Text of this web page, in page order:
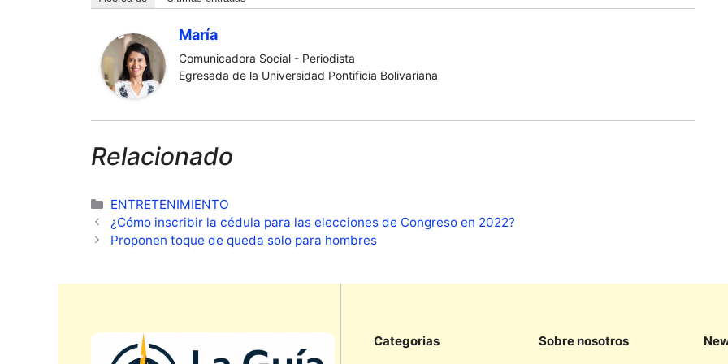
María
Comunicadora Social - Periodista
Egresada de la Universidad Pontificia Bolivariana
Relacionado
Categorías
ENTRETENIMIENTO
¿Cómo inscribir la cédula para las elecciones de Congreso en 2022?
Proponen toque de queda solo para hombres
Categorias Sobre nosotros